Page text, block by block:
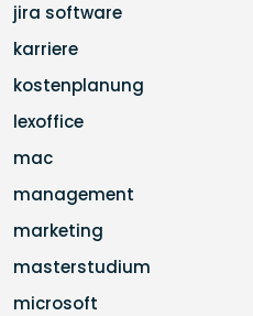
jira software
karriere
kostenplanung
lexoffice
mac
management
marketing
masterstudium
microsoft